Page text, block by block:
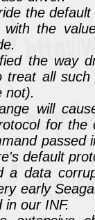
the
with the
the way
treat all
not).
will
for the
passed
default
a data
early
in our INF.